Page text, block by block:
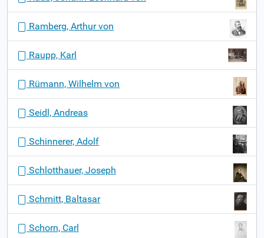
Ramberg, Arthur von
Raupp, Karl
Rümann, Wilhelm von
Seidl, Andreas
Schinnerer, Adolf
Schlotthauer, Joseph
Schmitt, Baltasar
Schorn, Carl